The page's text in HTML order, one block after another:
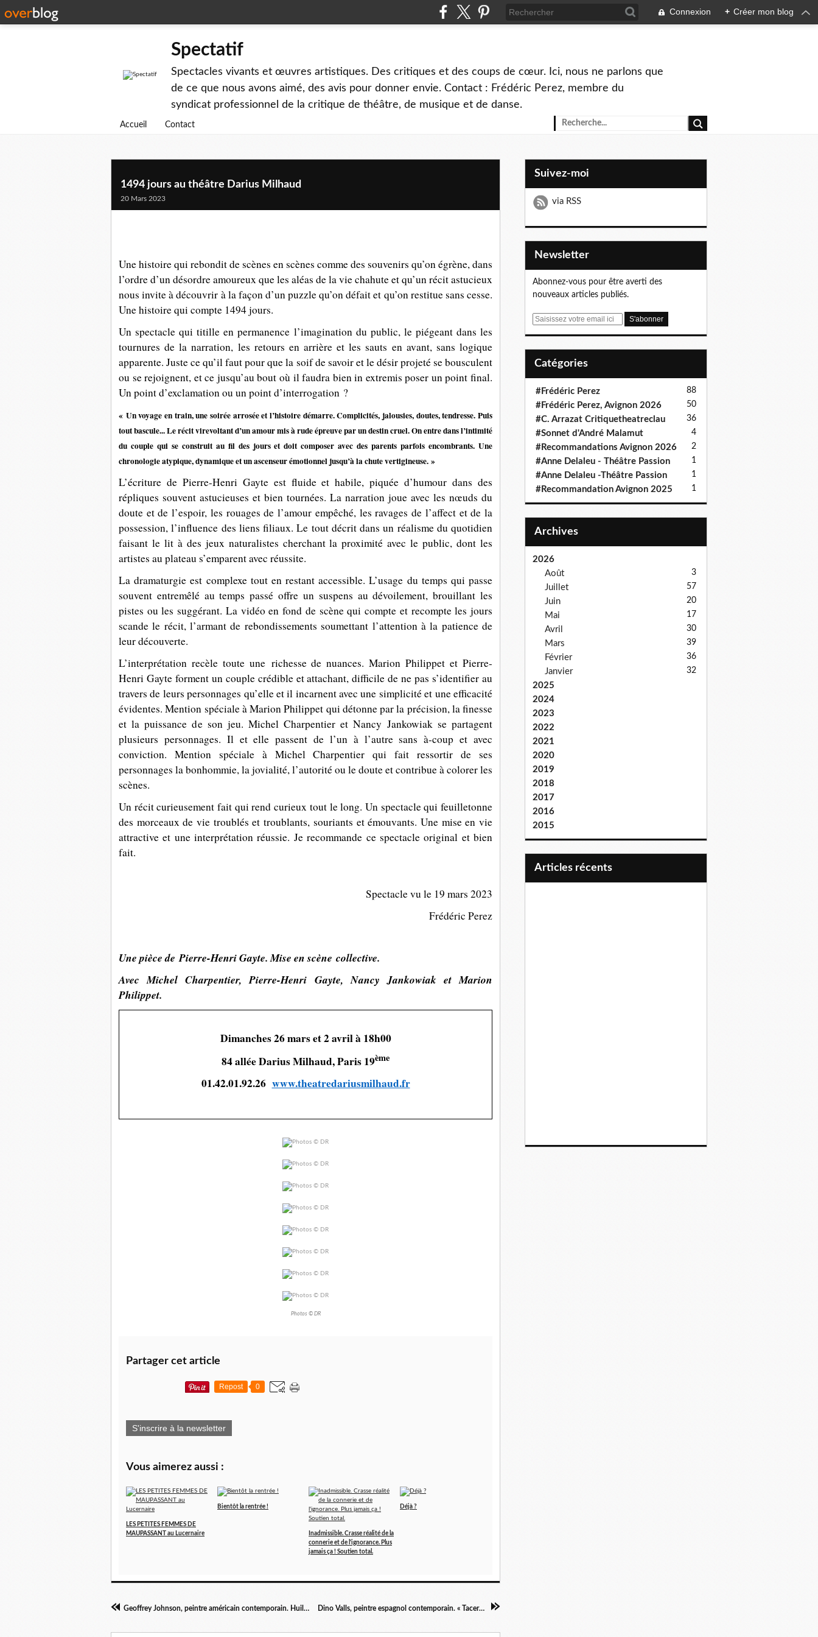
Connexion + Créer mon blog
Spectatif
Spectacles vivants et œuvres artistiques. Des critiques et des coups de cœur. Ici, nous ne parlons que
de ce que nous avons aimé, des avis pour donner envie. Contact : Frédéric Perez, membre du
syndicat professionnel de la critique de théâtre, de musique et de danse.
Accueil Contact
1494 jours au théâtre Darius Milhaud
20 Mars 2023
Une histoire qui rebondit de scènes en scènes comme des souvenirs qu’on égrène, dans
l’ordre d’un désordre amoureux que les aléas de la vie chahute et qu’un récit astucieux
nous invite à découvrir à la façon d’un puzzle qu’on défait et qu’on restitue sans cesse.
Une histoire qui compte 1494 jours.
Un spectacle qui titille en permanence l’imagination du public, le piégeant dans les
tournures de la narration, les retours en arrière et les sauts en avant, sans logique
apparente. Juste ce qu’il faut pour que la soif de savoir et le désir projeté se bousculent
ou se rejoignent, et ce jusqu’au bout où il faudra bien in extremis poser un point final.
Un point d’exclamation ou un point d’interrogation ?
« Un voyage en train, une soirée arrosée et l’histoire démarre. Complicités, jalousies, doutes, tendresse. Puis
tout bascule... Lerécit virevoltant d’un amour mis à rude épreuve par un destin cruel. On entre dans l’intimité
du couple qui se construit au fil des jours et doit composer avec des parents parfois encombrants. Une
chronologie atypique, dynamique et un ascenseur émotionnel jusqu’àlachute vertigineuse. »
L’écriture de Pierre-Henri Gayte est fluide et habile, piquée d’humour dans des
répliques souvent astucieuses et bien tournées. La narration joue avec les nœuds du
doute et de l’espoir, les rouages de l’amour empêché, les ravages de l’affect et de la
possession, l’influence des liens filiaux. Le tout décrit dans un réalisme du quotidien
faisant le lit à des jeux naturalistes cherchant la proximité avec le public, dont les
artistes au plateau s’emparent avec réussite.
La dramaturgie est complexe tout en restant accessible. L’usage du temps qui passe
souvent entremêlé au temps passé offre un suspens au dévoilement, brouillant les
pistes ou les suggérant. La vidéo en fond de scène qui compte et recompte les jours
scande le récit, l’armant de rebondissements soumettant l’attention à la patience de
leur découverte.
L’interprétation recèle toute une richesse de nuances. Marion Philippet et Pierre-
Henri Gayte forment un couple crédible et attachant, difficile de ne pas s’identifier au
travers de leurs personnages qu’elle et il incarnent avec une simplicité et une efficacité
évidentes. Mention spéciale à Marion Philippet qui détonne par la précision, la finesse
et la puissance de son jeu. Michel Charpentier et Nancy Jankowiak se partagent
plusieurs personnages. Il et elle passent de l’un à l’autre sans à-coup et avec
conviction. Mention spéciale à Michel Charpentier qui fait ressortir de ses
personnages la bonhommie, la jovialité, l’autorité ou le doute et contribue à colorer les
scènes.
Un récit curieusement fait qui rend curieux tout le long. Un spectacle qui feuilletonne
des morceaux de vie troublés et troublants, souriants et émouvants. Une mise en vie
attractive et une interprétation réussie. Je recommande ce spectacle original et bien
fait.
Spectacle vu le 19 mars 2023
Frédéric Perez
Une pièce de Pierre-Henri Gayte. Mise en scène collective.
Avec Michel Charpentier, Pierre-Henri Gayte, Nancy Jankowiak et Marion
Philippet.
Dimanches 26 mars et 2 avril à 18h00
84 allée Darius Milhaud, Paris 19ème
01.42.01.92.26 www.theatredariusmilhaud.fr
Photos © DR
Partager cet article
Repost 0
S'inscrire à la newsletter
Vous aimerez aussi :
LES PETITES FEMMES DE
MAUPASSANT au Lucernaire
Bientôt la rentrée !
Inadmissible. Crasse réalité de la
connerie et de l'ignorance. Plus
jamais ça ! Soutien total.
Déjà ?
Geoffrey Johnson, peintre américain contemporain. Huiles sur toiles ou panneaux Dino Valls, peintre espagnol contemporain. « Tacere », huile sur toile, 1992
Suivez-moi
via RSS
Newsletter
Abonnez-vous pour être averti des
nouveaux articles publiés.
E
Catégories
#Frédéric Perez 88
#Frédéric Perez, Avignon 2026 50
#C. Arrazat Critiquetheatreclau 36
#Sonnet d'André Malamut 4
#Recommandations Avignon 2026 2
#Anne Delaleu - Théâtre Passion 1
#Anne Delaleu -Théâtre Passion 1
#Recommandation Avignon 2025 1
Archives
2026
Août
3
Juillet 57
Juin 20
Mai 17
Avril 30
Mars 39
Février 36
Janvier 32
2025
2024
2023
2022
2021
2020
2019
2018
2017
2016
2015
articles récents